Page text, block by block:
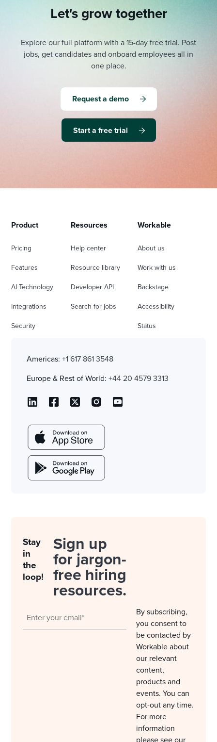
Let's grow together
Explore our full platform with a 15-day free trial. Post
jobs, get candidates and onboard employees all in
one place.
Request a demo
Start a free trial
Product
Pricing
Features
AI Technology
Integrations
Security
Resources
Help center
Resource library
Developer API
Search for jobs
Workable
About us
Work with us
Backstage
Accessibility
Status
Americas: +1 617 861 3548
Europe & Rest of World: +44 20 4579 3313
Stay
in
the
loop!
Sign up
for jargon-
free hiring
resources.
By subscribing,
you consent to
be contacted by
Workable about
our relevant
content,
products and
events. You can
opt-out any time.
For more
information